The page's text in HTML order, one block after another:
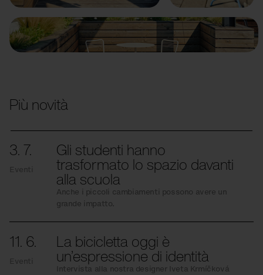
Più novità
3. 7.
Eventi
Gli studenti hanno
trasformato lo spazio davanti
alla scuola
Anche i piccoli cambiamenti possono avere un
grande impatto.
11. 6.
Eventi
La bicicletta oggi è
un’espressione di identità
Intervista alla nostra designer Iveta Krmíčková